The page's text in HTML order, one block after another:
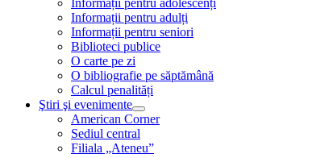
Informații pentru adolescenți
Informații pentru adulți
Informații pentru seniori
Biblioteci publice
O carte pe zi
O bibliografie pe săptămână
Calcul penalități
Ştiri şi evenimente
American Corner
Sediul central
Filiala „Ateneu”